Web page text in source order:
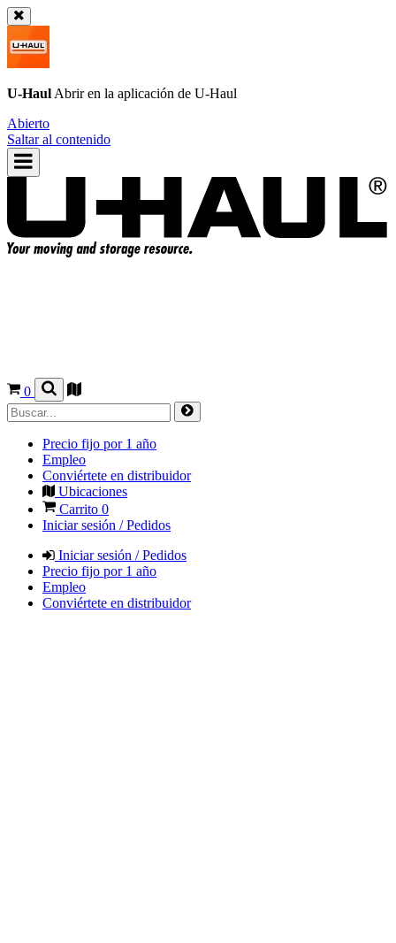
U-Haul Abrir en la aplicación de U-Haul
Abierto
Saltar al contenido
0
Precio fijo por 1 año
Empleo
Conviértete en distribuidor
Ubicaciones
Carrito 0
Iniciar sesión / Pedidos
Iniciar sesión / Pedidos
Precio fijo por 1 año
Empleo
Conviértete en distribuidor